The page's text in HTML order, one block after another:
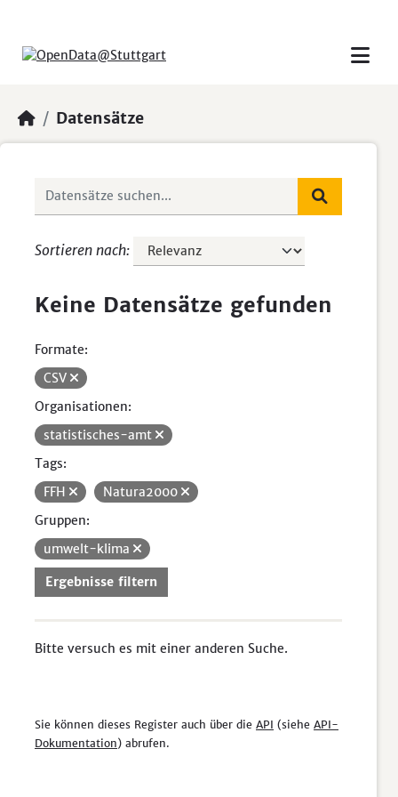
Datensätze
Sortieren nach
Keine Datensätze gefunden
Formate:
CSV
Organisationen:
statistisches-amt
Tags:
FFH
Natura2000
Gruppen:
umwelt-klima
Ergebnisse filtern
Bitte versuch es mit einer anderen Suche.
Sie können dieses Register auch über die API (siehe API-
Dokumentation) abrufen.